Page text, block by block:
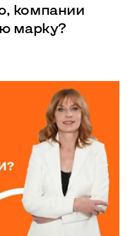
компании
марку?